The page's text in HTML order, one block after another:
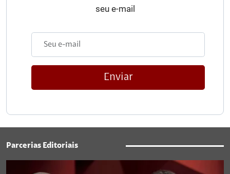
seu e-mail
Enviar
Parcerias Editoriais